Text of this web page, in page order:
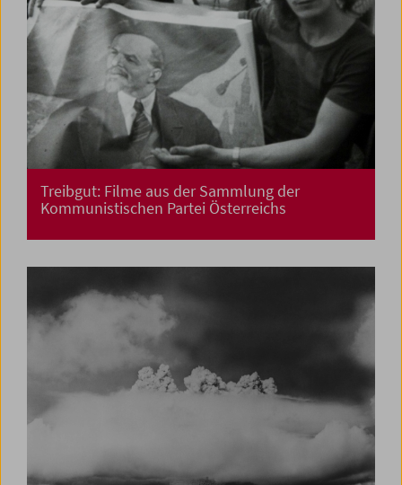
Treibgut: Filme aus der Sammlung der
Kommunistischen Partei Österreichs